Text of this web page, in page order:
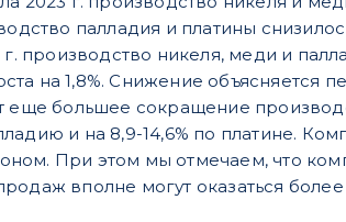
палладия и платины
производство никеля, меди и
на 1,8%. Снижение объясняется
большее сокращение
и на 8,9-14,6% по платине.
При этом мы отмечаем, что
вполне могут оказаться